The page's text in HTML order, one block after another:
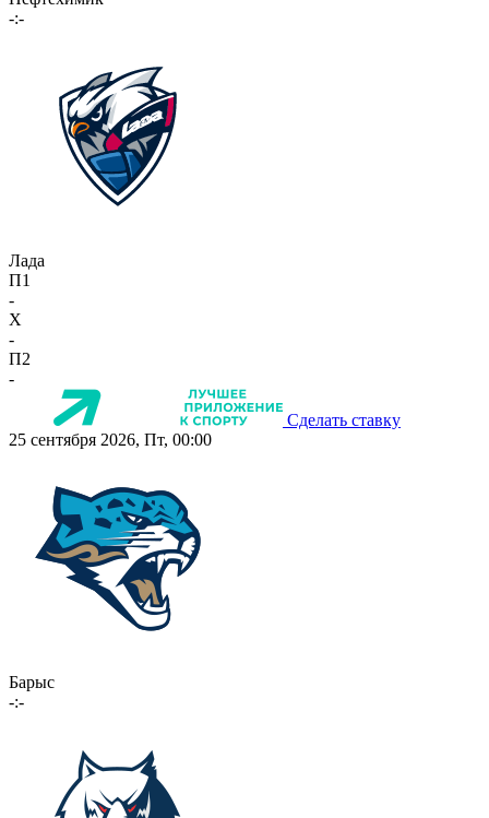
-:-
Лада
П1
-
X
-
П2
-
Сделать ставку
25 сентября 2026, Пт, 00:00
Барыс
-:-